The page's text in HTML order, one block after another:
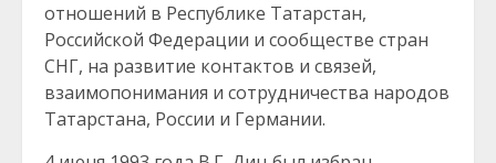
отношений в Республике Татарстан,
Российской Федерации и сообществе стран
СНГ, на развитие контактов и связей,
взаимопонимания и сотрудничества народов
Татарстана, России и Германии.